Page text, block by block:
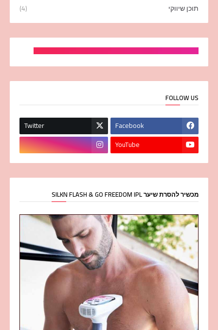
תוכן שיווקי
(4)
FOLLOW US
Facebook
Twitter
YouTube
מכשיר להסרת שיער SILKN FLASH & GO FREEDOM IPL